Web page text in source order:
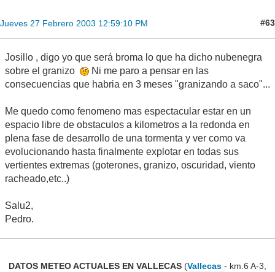
Jueves 27 Febrero 2003 12:59:10 PM #63
Josillo , digo yo que será broma lo que ha dicho nubenegra
sobre el granizo
Ni me paro a pensar en las
consecuencias que habria en 3 meses "granizando a saco"...
Me quedo como fenomeno mas espectacular estar en un
espacio libre de obstaculos a kilometros a la redonda en
plena fase de desarrollo de una tormenta y ver como va
evolucionando hasta finalmente explotar en todas sus
vertientes extremas (goterones, granizo, oscuridad, viento
racheado,etc..)
Salu2,
Pedro.
DATOS METEO ACTUALES EN VALLECAS (Vallecas - km.6 A-3,